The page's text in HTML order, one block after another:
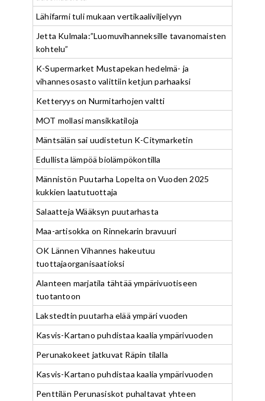
Lähifarmi tuli mukaan vertikaaliviljelyyn
Jetta Kulmala:”Luomuvihanneksille tavanomaisten
kohtelu”
K-Supermarket Mustapekan hedelmä- ja
vihannesosasto valittiin ketjun parhaaksi
Ketteryys on Nurmitarhojen valtti
MOT mollasi mansikkatiloja
Mäntsälän sai uudistetun K-Citymarketin
Edullista lämpöä biolämpökontilla
Männistön Puutarha Lopelta on Vuoden 2025
kukkien laatutuottaja
Salaatteja Wääksyn puutarhasta
Maa-artisokka on Rinnekarin bravuuri
OK Lännen Vihannes hakeutuu
tuottajaorganisaatioksi
Alanteen marjatila tähtää ympärivuotiseen
tuotantoon
Lakstedtin puutarha elää ympäri vuoden
Kasvis-Kartano puhdistaa kaalia ympärivuoden
Perunakokeet jatkuvat Räpin tilalla
Kasvis-Kartano puhdistaa kaalia ympärivuoden
Penttilän Perunasiskot puhaltavat yhteen